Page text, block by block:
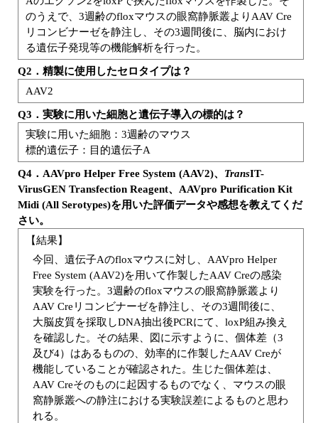
のうえで、3週齢のfloxマウスの眼窩静脈叢よりAAV Cre
リコンビナーゼを静注し、その3週間後に、脳内におけ
る遺伝子発現等の機能解析を行った。
Q2．精製に使用したセロタイプは？
AAV2
Q3．実験に用いた細胞と遺伝子導入の標的は？
実験に用いた細胞：3週齢のマウス
標的遺伝子：目的遺伝子A
Q4．AAVpro Helper Free System (AAV2)、 TransIT-
VirusGEN Transfection Reagent、AAVpro Purification Kit
Midi (All Serotypes)を用いた評価データや感想を教えてくだ
さい。
【結果】
今回、遺伝子Aのfloxマウスに対し、AAVpro Helper
Free System (AAV2)を用いて作製したAAV Creの感染
実験を行った。3週齢のfloxマウスの眼窩静脈叢より
AAV Creリコンビナーゼを静注し、その3週間後に、
大脳皮質を採取しDNA抽出後PCRにて、loxP組み換え
を確認した。その結果、図に示すように、個体差（3
及び4）はあるものの、効率的に作製したAAV Creが
機能していることが確認された。生じた個体差は、
AAV Creそのものに起因するものでなく、マウスの眼
窩静脈叢への静注における実験誤差によるものと思わ
れる。